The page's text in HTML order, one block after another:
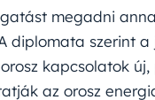
megadni
diplomata szerint a
kapcsolatok
az orosz